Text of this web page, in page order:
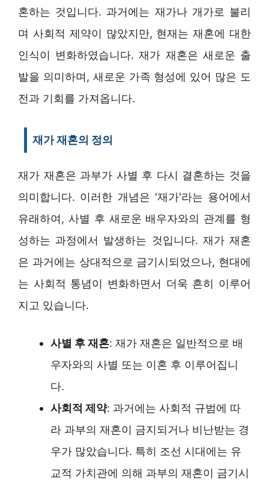
혼하는 것입니다. 과거에는 재가나 개가로 불리
며 사회적 제약이 많았지만, 현재는 재혼에 대한
인식이 변화하였습니다. 재가 재혼은 새로운 출
발을 의미하며, 새로운 가족 형성에 있어 많은 도
전과 기회를 가져옵니다.
재가 재혼의 정의
재가 재혼은 과부가 사별 후 다시 결혼하는 것을
의미합니다. 이러한 개념은 '재가'라는 용어에서
유래하여, 사별 후 새로운 배우자와의 관계를 형
성하는 과정에서 발생하는 것입니다. 재가 재혼
은 과거에는 상대적으로 금기시되었으나, 현대에
는 사회적 통념이 변화하면서 더욱 흔히 이루어
지고 있습니다.
사별 후 재혼: 재가 재혼은 일반적으로 배
우자와의 사별 또는 이혼 후 이루어집니
다.
사회적 제약: 과거에는 사회적 규범에 따
라 과부의 재혼이 금지되거나 비난받는 경
우가 많았습니다. 특히 조선 시대에는 유
교적 가치관에 의해 과부의 재혼이 금기시